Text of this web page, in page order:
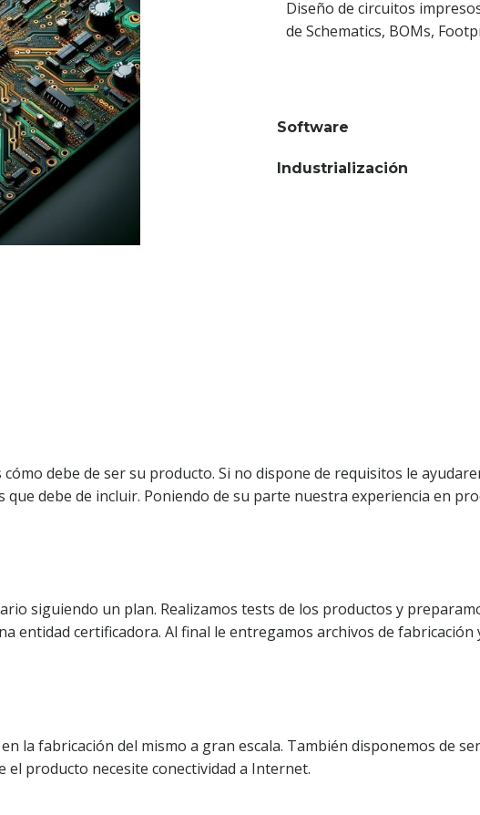
Diseño de circuitos
de Schematics, BOMs,
Software
Industrialización
debe de ser su producto. Si no dispone de requisitos le
que debe de incluir. Poniendo de su parte nuestra experiencia en
siguiendo un plan. Realizamos tests de los productos y
entidad certificadora. Al final le entregamos archivos de fabricación
la fabricación del mismo a gran escala.​ También disponemos de
el producto necesite conectividad a Internet.